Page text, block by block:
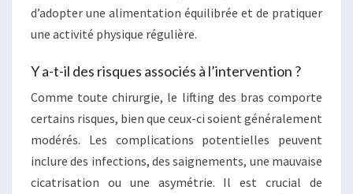
d’adopter une alimentation équilibrée et de pratiquer
une activité physique régulière.
Y a-t-il des risques associés à l’intervention ?
Comme toute chirurgie, le lifting des bras comporte
certains risques, bien que ceux-ci soient généralement
modérés. Les complications potentielles peuvent
inclure des infections, des saignements, une mauvaise
cicatrisation ou une asymétrie. Il est crucial de